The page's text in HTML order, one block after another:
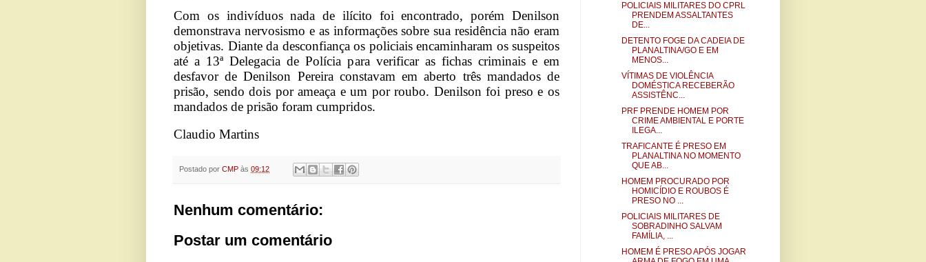
Com os indivíduos nada de ilícito foi encontrado, porém Denilson
demonstrava nervosismo e as informações sobre sua residência não eram
objetivas. Diante da desconfiança os policiais encaminharam os suspeitos
até a 13ª Delegacia de Polícia para verificar as fichas criminais e em
desfavor de Denilson Pereira constavam em aberto três mandados de
prisão, sendo dois por ameaça e um por roubo. Denilson foi preso e os
mandados de prisão foram cumpridos.
Claudio Martins
Postado por CMP às 09:12
Nenhum comentário:
Postar um comentário
POLICIAIS MILITARES DO CPRL
PRENDEM ASSALTANTES
DE...
DETENTO FOGE DA CADEIA DE
PLANALTINA/GO E EM
MENOS...
VÍTIMAS DE VIOLÊNCIA
DOMÉSTICA RECEBERÃO
ASSISTÊNC...
PRF PRENDE HOMEM POR
CRIME AMBIENTAL E PORTE
ILEGA...
TRAFICANTE É PRESO EM
PLANALTINA NO MOMENTO
QUE AB...
HOMEM PROCURADO POR
HOMICÍDIO E ROUBOS É
PRESO NO ...
POLICIAIS MILITARES DE
SOBRADINHO SALVAM
FAMÍLIA, ...
HOMEM É PRESO APÓS JOGAR